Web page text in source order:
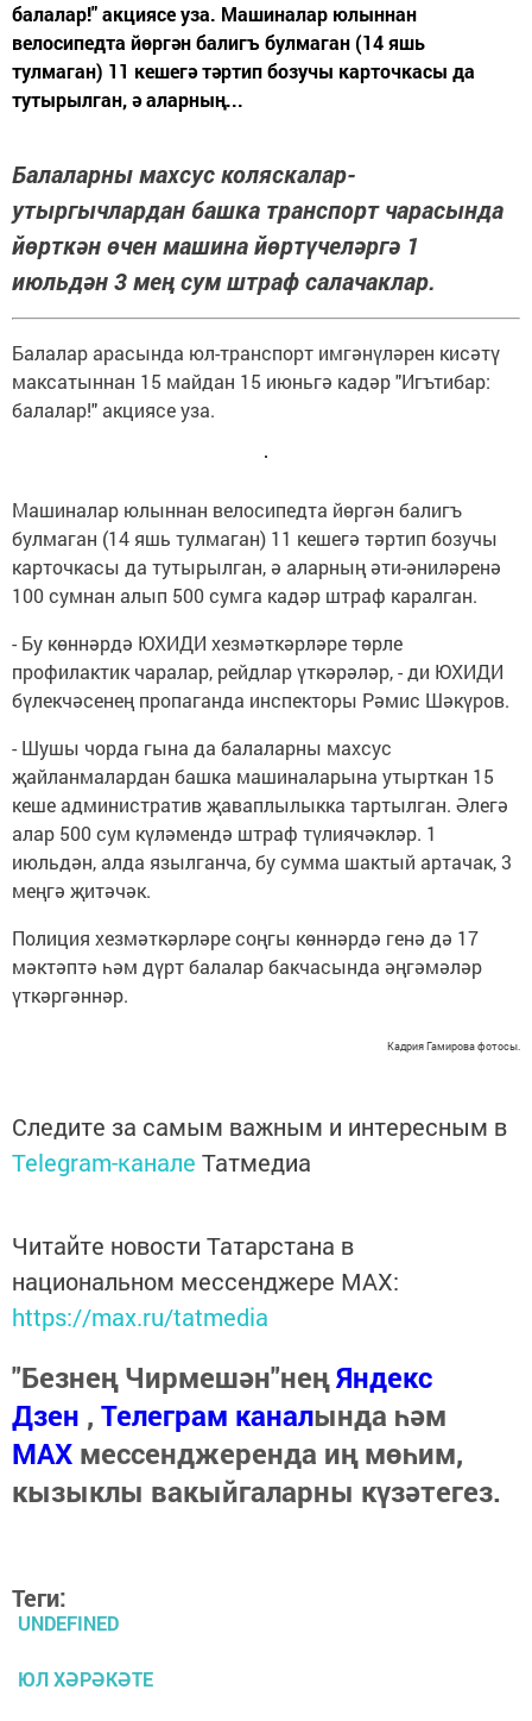
балалар!" акциясе уза. Машиналар юлыннан
велосипедта йөргән балигъ булмаган (14 яшь
тулмаган) 11 кешегә тәртип бозучы карточкасы да
тутырылган, ә аларның...
Балаларны махсус коляскалар-
утыргычлардан башка транспорт чарасында
йөрткән өчен машина йөртүчеләргә 1
июльдән 3 мең сум штраф салачаклар.
Балалар арасында юл-транспорт имгәнүләрен кисәтү
максатыннан 15 майдан 15 июньгә кадәр "Игътибар:
балалар!" акциясе уза.
Машиналар юлыннан велосипедта йөргән балигъ
булмаган (14 яшь тулмаган) 11 кешегә тәртип бозучы
карточкасы да тутырылган, ә аларның әти-әниләренә
100 сумнан алып 500 сумга кадәр штраф каралган.
- Бу көннәрдә ЮХИДИ хезмәткәрләре төрле
профилактик чаралар, рейдлар үткәрәләр, - ди ЮХИДИ
бүлекчәсенең пропаганда инспекторы Рәмис Шәкүров.
- Шушы чорда гына да балаларны махсус
җайланмалардан башка машиналарына утырткан 15
кеше административ җаваплылыкка тартылган. Әлегә
алар 500 сум күләмендә штраф түлиячәкләр. 1
июльдән, алда язылганча, бу сумма шактый артачак, 3
меңгә җитәчәк.
Полиция хезмәткәрләре соңгы көннәрдә генә дә 17
мәктәптә һәм дүрт балалар бакчасында әңгәмәләр
үткәргәннәр.
Кадрия Гамирова фотосы.
Следите за самым важным и интересным в
Telegram-канале Татмедиа
Читайте новости Татарстана в
национальном мессенджере MАХ:
https://max.ru/tatmedia
"Безнең Чирмешән"неңЯндекс
Дзен , Телеграм каналында һәм
МАХ мессенджеренда иң мөһим,
кызыклы вакыйгаларны күзәтегез.
Теги:
UNDEFINED
ЮЛ ХӘРӘКӘТЕ